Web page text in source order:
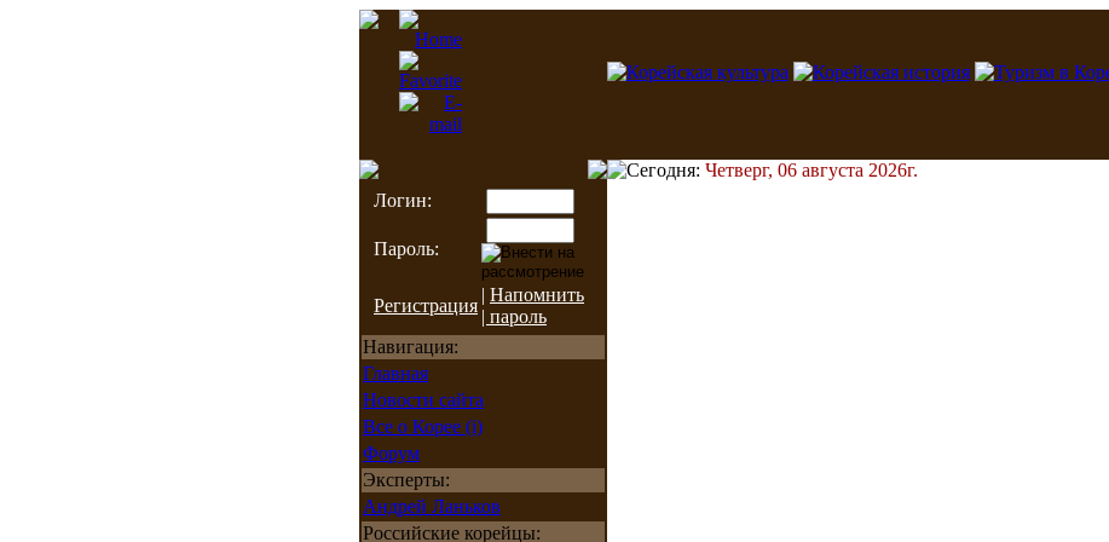
Логин:
Пароль:
Регистрация
| Напомнить
| пароль
Навигация:
Главная
Новости сайта
Все о Корее (i)
Форум
Эксперты:
Андрей Ланьков
Российские корейцы:
Сегодня: Четверг, 06 августа 2026г.